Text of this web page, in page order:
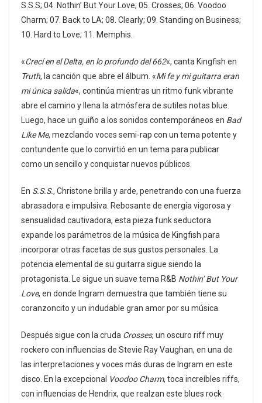
S.S.S; 04. Nothin’ But Your Love; 05. Crosses; 06. Voodoo
Charm; 07. Back to LA; 08. Clearly; 09. Standing on Business;
10. Hard to Love; 11. Memphis.
«Crecí en el Delta, en lo profundo del 662«, canta Kingfish en
Truth, la canción que abre el álbum. «Mi fe y mi guitarra eran
mi única salida«, continúa mientras un ritmo funk vibrante
abre el camino y llena la atmósfera de sutiles notas blue.
Luego, hace un guiño a los sonidos contemporáneos en Bad
Like Me, mezclando voces semi-rap con un tema potente y
contundente que lo convirtió en un tema para publicar
como un sencillo y conquistar nuevos públicos.
En S.S.S., Christone brilla y arde, penetrando con una fuerza
abrasadora e impulsiva. Rebosante de energía vigorosa y
sensualidad cautivadora, esta pieza funk seductora
expande los parámetros de la música de Kingfish para
incorporar otras facetas de sus gustos personales. La
potencia elemental de su guitarra sigue siendo la
protagonista. Le sigue un suave tema R&B Nothin’ But Your
Love, en donde Ingram demuestra que también tiene su
coranzoncito y un indudable gran amor por su música.
Después sigue con la cruda Crosses, un oscuro riff muy
rockero con influencias de Stevie Ray Vaughan, en una de
las interpretaciones y voces más duras de Ingram en este
disco. En la excepcional Voodoo Charm, toca increíbles riffs,
con influencias de Hendrix, que realzan este blues rock